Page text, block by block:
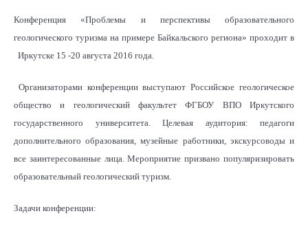
Конференция «Проблемы и перспективы образовательного
геологического туризма на примере Байкальского региона» проходит в
Иркутске 15 -20 августа 2016 года.
Организаторами конференции выступают Российское геологическое
общество и геологический факультет ФГБОУ ВПО Иркутского
государственного университета. Целевая аудитория: педагоги
дополнительного образования, музейные работники, экскурсоводы и
все заинтересованные лица. Мероприятие призвано популяризировать
образовательный геологический туризм.
Задачи конференции: